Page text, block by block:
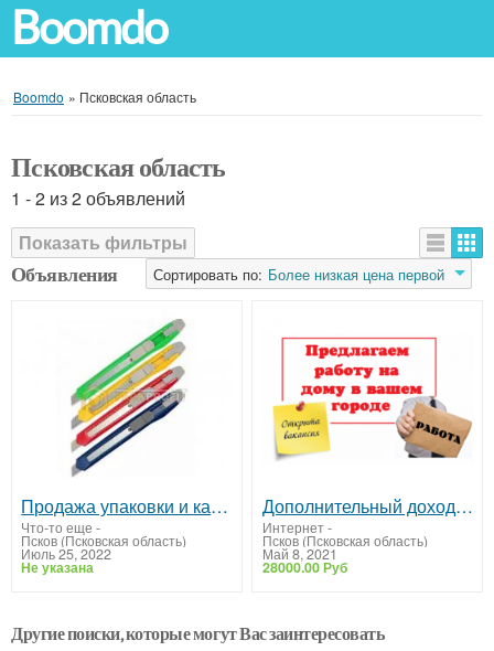
Boomdo
Boomdo » Псковская область
Псковская область
1 - 2 из 2 объявлений
Показать фильтры
Сортировать по: Более низкая цена первой
Объявления
Продажа упаковки и канцтоваров
Что-то еще -
Псков (Псковская область)
Июль 25, 2022
Не указана
Дополнительный доход (подработка)для женщин
Интернет-
Псков (Псковская область)
Май 8, 2021
28000.00 Руб
Другие поиски, которые могут Вас заинтересовать